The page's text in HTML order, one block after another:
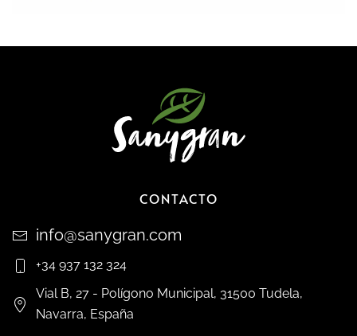
CONTACTO
info@sanygran.com
+34 937 132 324
Vial B, 27 - Polígono Municipal, 31500 Tudela,
Navarra, España